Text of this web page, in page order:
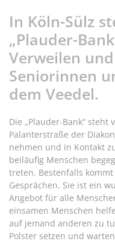
In Köln-Sülz
„Plauder-
Verweilen
Seniorinnen
dem Veedel.
Die „Plauder-Bank“ steht
Palanterstraße der
nehmen und in Kontakt
beiläufig Menschen
treten. Bestenfalls
Gesprächen. Sie ist ein
Angebot für alle
einsamen Menschen
auf jemand anderen zu
Polster setzen und